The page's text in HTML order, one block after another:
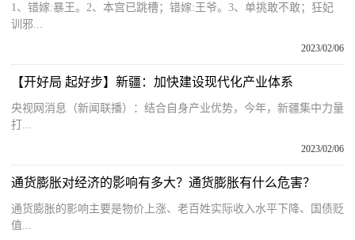
1、错嫁:暴王。2、本宫已跳槽；错嫁:王爷。3、单挑敢不敢；狂妃
训邪...
2023/02/06
【开好局 起好步】新疆：加快建设现代化产业体系
央视网消息（新闻联播）：结合自身产业优势，今年，新疆集中力量
打...
2023/02/06
通货膨胀对经济的影响有多大？通货膨胀有什么危害？
通货膨胀的影响主要是物价上涨、老百姓实际收入水平下降、国债贬
值...